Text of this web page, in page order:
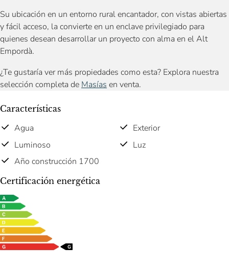
Su ubicación en un entorno rural encantador, con vistas abiertas
y fácil acceso, la convierte en un enclave privilegiado para
quienes desean desarrollar un proyecto con alma en el Alt
Empordà.
¿Te gustaría ver más propiedades como esta? Explora nuestra
selección completa de Masías en venta.
Características
Agua
Exterior
Luminoso
Luz
Año construcción 1700
Certificación energética